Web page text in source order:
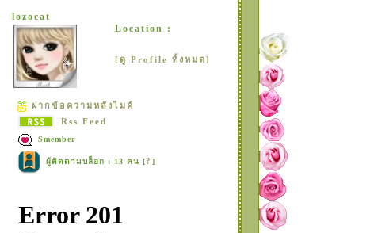
lozocat
Location :
[ดู Profile ทั้งหมด]
ฝากข้อความหลังไมค์
Rss Feed
Smember
ผู้ติดตามบล็อก : 13 คน [? ]